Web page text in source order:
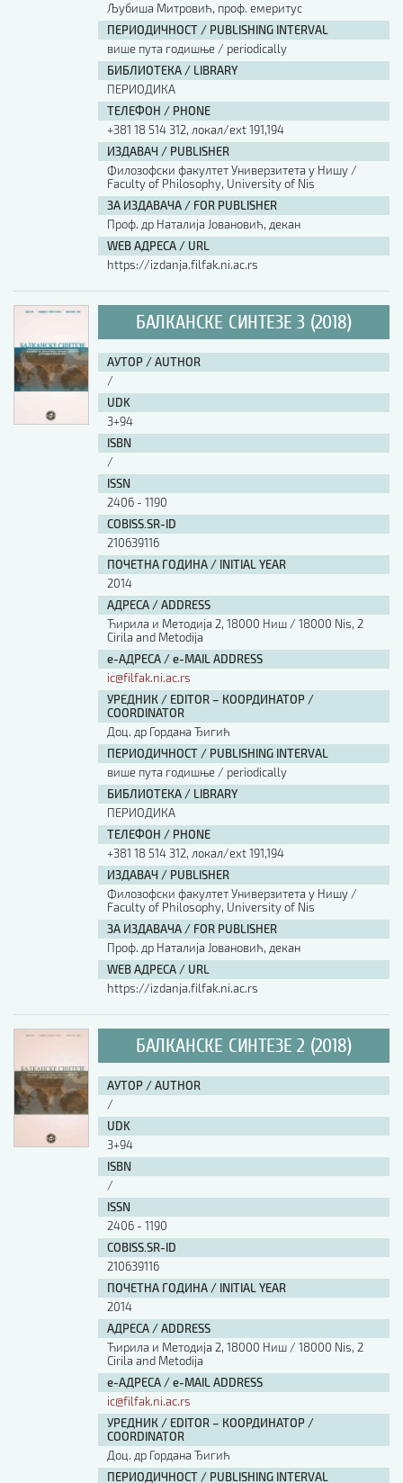
Љубиша Митровић, проф. емеритус
ПЕРИОДИЧНОСТ / PUBLISHING INTERVAL
више пута годишње / periodically
БИБЛИОТЕКА / LIBRARY
ПЕРИОДИКА
ТЕЛЕФОН / PHONE
+381 18 514 312, локал/ext 191,194
ИЗДАВАЧ / PUBLISHER
Филозофски факултет Универзитета у Нишу /
Faculty of Philosophy, University of Nis
ЗА ИЗДАВАЧА / FOR PUBLISHER
Проф. др Наталија Јовановић, декан
WEB АДРЕСА / URL
https://izdanja.filfak.ni.ac.rs
БАЛКАНСКЕ СИНТЕЗЕ 3 (2018)
АУТОР / AUTHOR
/
UDK
3+94
ISBN
/
ISSN
2406 - 1190
COBISS.SR-ID
210639116
ПОЧЕТНА ГОДИНА / INITIAL YEAR
2014
АДРЕСА / ADDRESS
Ћирила и Методија 2, 18000 Ниш / 18000 Nis, 2
Cirila and Metodija
е-АДРЕСА / e-MAIL ADDRESS
ic@filfak.ni.ac.rs
УРЕДНИК / EDITOR – КООРДИНАТОР /
COORDINATOR
Доц. др Гордана Ђигић
ПЕРИОДИЧНОСТ / PUBLISHING INTERVAL
више пута годишње / periodically
БИБЛИОТЕКА / LIBRARY
ПЕРИОДИКА
ТЕЛЕФОН / PHONE
+381 18 514 312, локал/ext 191,194
ИЗДАВАЧ / PUBLISHER
Филозофски факултет Универзитета у Нишу /
Faculty of Philosophy, University of Nis
ЗА ИЗДАВАЧА / FOR PUBLISHER
Проф. др Наталија Јовановић, декан
WEB АДРЕСА / URL
https://izdanja.filfak.ni.ac.rs
БАЛКАНСКЕ СИНТЕЗЕ 2 (2018)
АУТОР / AUTHOR
/
UDK
3+94
ISBN
/
ISSN
2406 - 1190
COBISS.SR-ID
210639116
ПОЧЕТНА ГОДИНА / INITIAL YEAR
2014
АДРЕСА / ADDRESS
Ћирила и Методија 2, 18000 Ниш / 18000 Nis, 2
Cirila and Metodija
е-АДРЕСА / e-MAIL ADDRESS
ic@filfak.ni.ac.rs
УРЕДНИК / EDITOR – КООРДИНАТОР /
COORDINATOR
Доц. др Гордана Ђигић
ПЕРИОДИЧНОСТ / PUBLISHING INTERVAL